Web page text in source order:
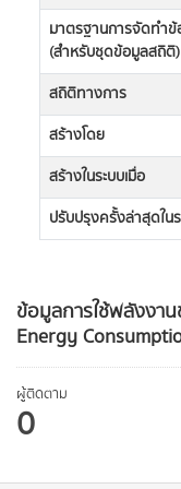
ข้อมูลการใช้พลังงา
Energy
ผู้ติดตาม
0
มาตรฐานการจัดทำ
(สำหรับชุดข้อมูลสถิติ)
สถิติทางการ
สร้างโดย
สร้างในระบบเมื่อ
ปรับปรุงครั้งล่าสุดในร